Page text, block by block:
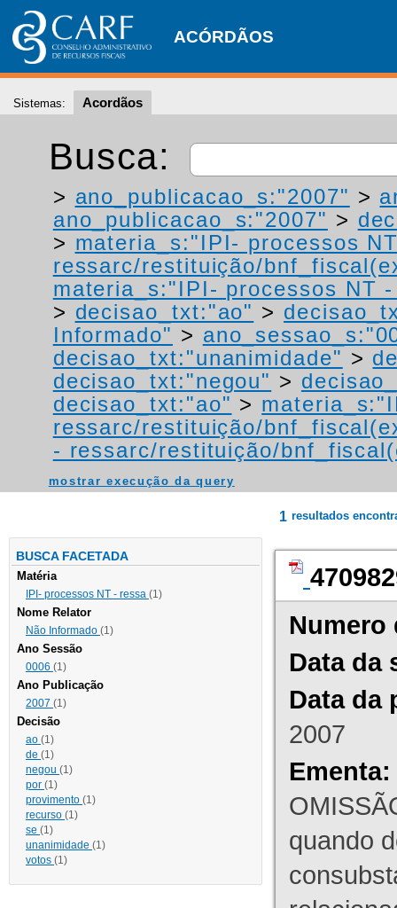
ACÓRDÃOS
Sistemas: Acordãos
Busca:
> ano_publicacao_s:"2007" >
ano_publicacao_s:"2007" >
> materia_s:"IPI- processos
ressarc/restituição/
materia_s:"IPI- processos NT
> decisao_txt:"ao" >
Informado" >
decisao_txt:"unanimidade" >
decisao_txt:"negou" >
decisao_txt:"ao" >
ressarc/restituição/
- ressarc/restituição/
mostrar execução da query
BUSCA FACETADA
Matéria
IPI- processos NT - ressa (1)
Nome Relator
Não Informado (1)
Ano Sessão
0006 (1)
Ano Publicação
2007 (1)
Decisão
ao (1)
de (1)
negou (1)
por (1)
provimento (1)
recurso (1)
se (1)
unanimidade (1)
votos (1)
1 resultados
Numero
Data da
Data da
2007
Ementa:
quando